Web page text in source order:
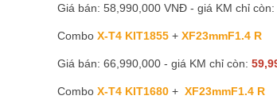
Giá bán: 58,990,000 VNĐ - giá KM chỉ còn:
Combo X-T4 KIT1855 + XF23mmF1.4 R
Giá bán: 66,990,000 - giá KM chỉ còn:
Combo X-T4 KIT1680 + XF23mmF1.4 R